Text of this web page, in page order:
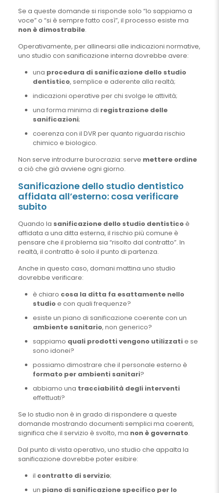
Se a queste domande si risponde solo “lo sappiamo a
voce” o “si è sempre fatto così”, il processo esiste ma
non è dimostrabile.
Operativamente, per allinearsi alle indicazioni normative,
uno studio con sanificazione interna dovrebbe avere:
una procedura di sanificazione dello studio
dentistico, semplice e aderente alla realtà;
indicazioni operative per chi svolge le attività;
una forma minima di registrazione delle
sanificazioni;
coerenza con il DVR per quanto riguarda rischio
chimico e biologico.
Non serve introdurre burocrazia: serve mettere ordine
a ciò che già avviene ogni giorno.
Sanificazione dello studio dentistico
affidata all’esterno: cosa verificare
subito
Quando la sanificazione dello studio dentisticoè
affidata a una ditta esterna, il rischio più comune è
pensare che il problema sia “risolto dal contratto”. In
realtà, il contratto è solo il punto di partenza.
Anche in questo caso, domani mattina uno studio
dovrebbe verificare:
è chiaro cosa la ditta fa esattamente nello
studioe con quali frequenze?
esiste un piano di sanificazione coerente con un
ambiente sanitario, non generico?
sappiamo quali prodotti vengono utilizzatie se
sono idonei?
possiamo dimostrare che il personale esterno è
formato per ambienti sanitari?
abbiamo una tracciabilità degli interventi
effettuati?
Se lo studio non è in grado di rispondere a queste
domande mostrando documenti semplici ma coerenti,
significa che il servizio è svolto, ma non è governato.
Dal punto di vista operativo, uno studio che appalta la
sanificazione dovrebbe poter esibire:
il contratto di servizio;
un piano di sanificazione specifico per lo